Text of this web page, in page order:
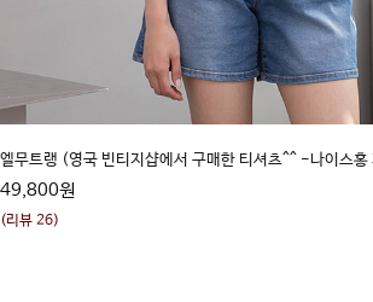
엘무트랭 (영국 빈티지샵에서 구매한 티셔츠^^ -나이스홍
49,800원
(리뷰 26)